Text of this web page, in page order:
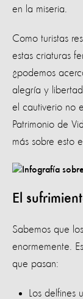
en la miseria.
Como turistas
estas criaturas
¿podemos
alegría y
el cautiverio no
Patrimonio de
más sobre esto
El
Sabemos que
enormemente.
que pasan:
Los delfines